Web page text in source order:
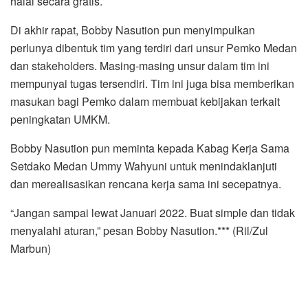
Di akhir rapat, Bobby Nasution pun menyimpulkan
perlunya dibentuk tim yang terdiri dari unsur Pemko Medan
dan stakeholders. Masing-masing unsur dalam tim ini
mempunyai tugas tersendiri. Tim ini juga bisa memberikan
masukan bagi Pemko dalam membuat kebijakan terkait
peningkatan UMKM.
Bobby Nasution pun meminta kepada Kabag Kerja Sama
Setdako Medan Ummy Wahyuni untuk menindaklanjuti
dan merealisasikan rencana kerja sama ini secepatnya.
“Jangan sampai lewat Januari 2022. Buat simple dan tidak
menyalahi aturan,” pesan Bobby Nasution.*** (Ril/Zul
Marbun)